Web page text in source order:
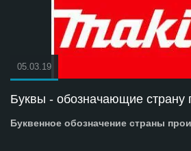
05.03.19
Буквы - обозначающие страну
Буквенное обозначение страны